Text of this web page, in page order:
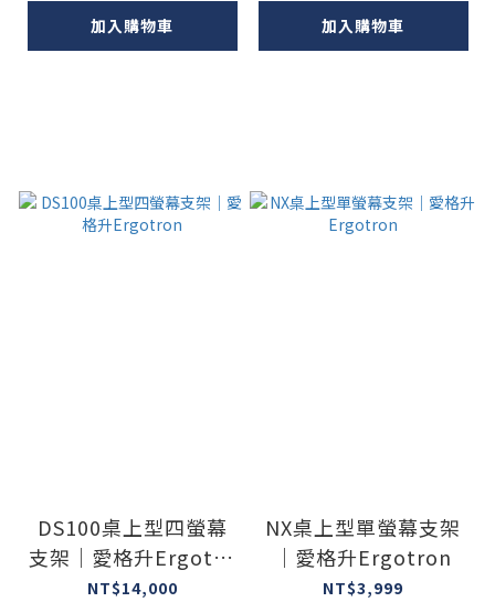
加入購物車
加入購物車
DS100桌上型四螢幕
支架｜愛格升Ergotro
n
NT$14,000
NX桌上型單螢幕支架
｜愛格升Ergotron
NT$3,999